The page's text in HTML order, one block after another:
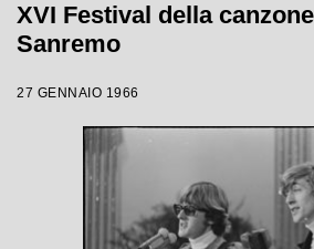
XVI Festival della
Sanremo
27 GENNAIO 1966